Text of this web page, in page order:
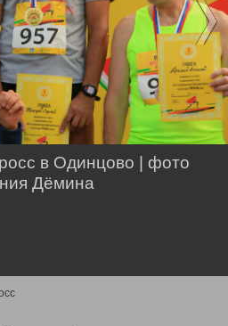
в Одинцово | фото
Дёмина